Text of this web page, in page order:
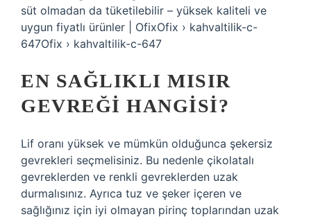
süt olmadan da tüketilebilir – yüksek kaliteli ve
uygun fiyatlı ürünler | OfixOfix › kahvaltilik-c-
647Ofix › kahvaltilik-c-647
EN SAĞLIKLI MISIR
GEVREĞI HANGISI?
Lif oranı yüksek ve mümkün olduğunca şekersiz
gevrekleri seçmelisiniz. Bu nedenle çikolatalı
gevreklerden ve renkli gevreklerden uzak
durmalısınız. Ayrıca tuz ve şeker içeren ve
sağlığınız için iyi olmayan pirinç toplarından uzak